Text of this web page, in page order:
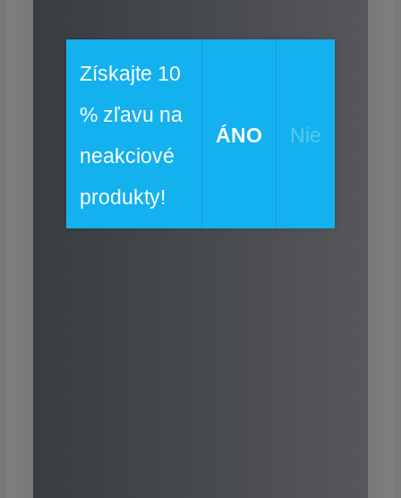
Získajte 10
% zľavu na
neakciové
produkty!
ÁNO Nie